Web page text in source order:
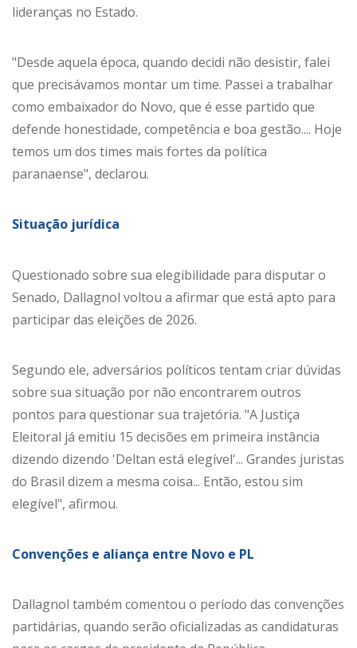
lideranças no Estado.
"Desde aquela época, quando decidi não desistir, falei
que precisávamos montar um time. Passei a trabalhar
como embaixador do Novo, que é esse partido que
defende honestidade, competência e boa gestão.... Hoje
temos um dos times mais fortes da política
paranaense", declarou.
Situação jurídica
Questionado sobre sua elegibilidade para disputar o
Senado, Dallagnol voltou a afirmar que está apto para
participar das eleições de 2026.
Segundo ele, adversários políticos tentam criar dúvidas
sobre sua situação por não encontrarem outros
pontos para questionar sua trajetória. "A Justiça
Eleitoral já emitiu 15 decisões em primeira instância
dizendo dizendo 'Deltan está elegível'... Grandes juristas
do Brasil dizem a mesma coisa... Então, estou sim
elegível", afirmou.
Convenções e aliança entre Novo e PL
Dallagnol também comentou o período das convenções
partidárias, quando serão oficializadas as candidaturas